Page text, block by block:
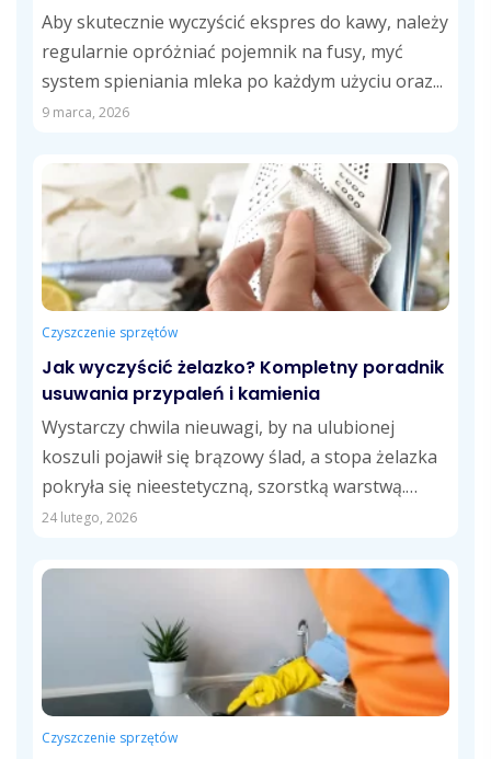
Aby skutecznie wyczyścić ekspres do kawy, należy
regularnie opróżniać pojemnik na fusy, myć
system spieniania mleka po każdym użyciu oraz...
9 marca, 2026
Czyszczenie sprzętów
Jak wyczyścić żelazko? Kompletny poradnik
usuwania przypaleń i kamienia
Wystarczy chwila nieuwagi, by na ulubionej
koszuli pojawił się brązowy ślad, a stopa żelazka
pokryła się nieestetyczną, szorstką warstwą.
Znasz...
24 lutego, 2026
Czyszczenie sprzętów